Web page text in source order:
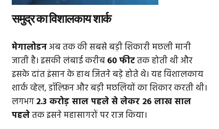
समुद्र का विशालकाय शार्क
मेगालोडनअब तक की सबसे बड़ी शिकारी मछली मानी
जाती है। इसकी लंबाई करीब60 फीटतक होती थी और
इसके दांत इंसान के हाथ जितने बड़े होते थे। यह विशालकाय
शार्क व्हेल, डॉल्फ़िन और बड़ी मछलियों का शिकार करती थी।
लगभग2.3 करोड़ साल पहले से लेकर 26 लाख साल
पहलेतक इसने महासागरों पर राज किया।